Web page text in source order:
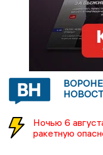
Ночью 6
ракетную